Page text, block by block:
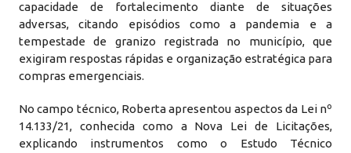
capacidade de fortalecimento diante de situações
adversas, citando episódios como a pandemia e a
tempestade de granizo registrada no município, que
exigiram respostas rápidas e organização estratégica para
compras emergenciais.
No campo técnico, Roberta apresentou aspectos da Lei nº
14.133/21, conhecida como a Nova Lei de Licitações,
explicando instrumentos como o Estudo Técnico